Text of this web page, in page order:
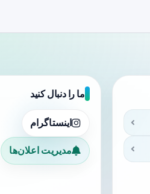
ما را دنبال کنید
اینستاگرام
مدیریت اعلان‌ها